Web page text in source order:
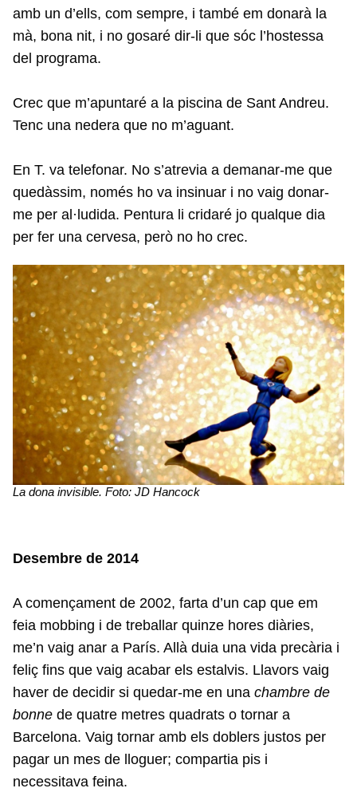
amb un d’ells, com sempre, i també em donarà la
mà, bona nit, i no gosaré dir-li que sóc l’hostessa
del programa.
Crec que m’apuntaré a la piscina de Sant Andreu.
Tenc una nedera que no m’aguant.
En T. va telefonar. No s’atrevia a demanar-me que
quedàssim, només ho va insinuar i no vaig donar-
me per al·ludida. Pentura li cridaré jo qualque dia
per fer una cervesa, però no ho crec.
La dona invisible. Foto: JD Hancock
Desembre de 2014
A començament de 2002, farta d’un cap que em
feia mobbing i de treballar quinze hores diàries,
me’n vaig anar a París. Allà duia una vida precària i
feliç fins que vaig acabar els estalvis. Llavors vaig
haver de decidir si quedar-me en una chambre de
bonne de quatre metres quadrats o tornar a
Barcelona. Vaig tornar amb els doblers justos per
pagar un mes de lloguer; compartia pis i
necessitava feina.